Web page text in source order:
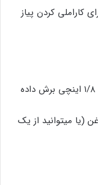
کاراملی کردن پیاز
۱ پیاز سفید متوسط، نصف شده و به نوارهای ۱/۸ اینچی برش داده
(یا میتوانید از یک